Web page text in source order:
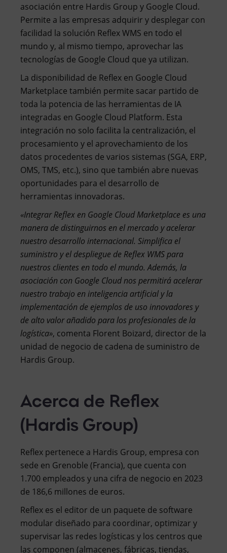
asociación entre Hardis Group y Google Cloud.
Permite a las empresas adquirir y desplegar con
facilidad la solución Reflex WMS en todo el
mundo y, al mismo tiempo, aprovechar las
tecnologías de Google Cloud que ya utilizan.
La disponibilidad de Reflex en Google Cloud
Marketplace también permite sacar partido de
toda la potencia de las herramientas de IA
integradas en Google Cloud Platform. Esta
integración no solo facilita la centralización, el
procesamiento y el aprovechamiento de los
datos procedentes de varios sistemas (SGA, ERP,
OMS, TMS, etc.), sino que también abre nuevas
oportunidades para el desarrollo de
herramientas innovadoras.
«Integrar Reflex en Google Cloud Marketplace es una
manera de distinguirnos en el mercado y acelerar
nuestro desarrollo internacional. Simplifica el
suministro y el despliegue de Reflex WMS para
nuestros clientes en todo el mundo. Además, la
asociación con Google Cloud nos permitirá acelerar
nuestro trabajo en inteligencia artificial y la
implementación de ejemplos de uso innovadores y
de alto valor añadido para los profesionales de la
logística», comenta Florent Boizard, director de la
unidad de negocio de cadena de suministro de
Hardis Group.
Acerca de Reflex
(Hardis Group)
Reflex pertenece a Hardis Group, empresa con
sede en Grenoble (Francia), que cuenta con
1.700 empleados y una cifra de negocio en 2023
de 186,6 millones de euros.
Reflex es el editor de un paquete de software
modular diseñado para coordinar, optimizar y
supervisar las redes logísticas y los centros que
las componen (almacenes, fábricas, tiendas,